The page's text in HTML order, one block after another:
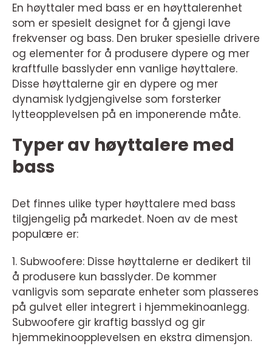
En høyttaler med bass er en høyttalerenhet
som er spesielt designet for å gjengi lave
frekvenser og bass. Den bruker spesielle drivere
og elementer for å produsere dypere og mer
kraftfulle basslyder enn vanlige høyttalere.
Disse høyttalerne gir en dypere og mer
dynamisk lydgjengivelse som forsterker
lytteopplevelsen på en imponerende måte.
Typer av høyttalere med
bass
Det finnes ulike typer høyttalere med bass
tilgjengelig på markedet. Noen av de mest
populære er:
1. Subwoofere: Disse høyttalerne er dedikert til
å produsere kun basslyder. De kommer
vanligvis som separate enheter som plasseres
på gulvet eller integrert i hjemmekinoanlegg.
Subwoofere gir kraftig basslyd og gir
hjemmekinoopplevelsen en ekstra dimensjon.